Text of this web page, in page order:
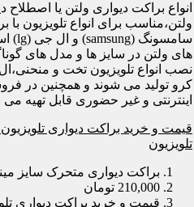
انواع براکت دیواری ولتن یا اصطلاح
ولتن،مناسب برای انواع تلویزیون با
های ولتن در سایز ها و مدل های
نصب انواع تلویزیون تخت و
کرو تولید می شوند و همچنین در
اینترنتی و غیر حضوری قابل تهیه می
قیمت و خرید براکت دیواری
تلویزیون
براکت دیواری متحرک سایز
210,000 تومان
قیمت و خرید براکت دیواری